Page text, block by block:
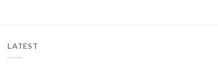
LATEST